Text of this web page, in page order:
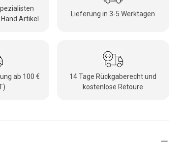
Artikel
Lieferung in 3-5 Werktagen
ab 100 €
14 Tage Rückgaberecht und
kostenlose Retoure